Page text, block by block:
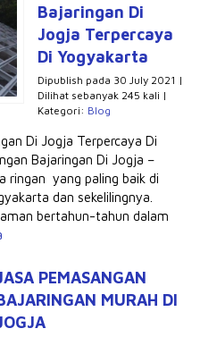
Bajaringan Di
Jogja Terpercaya
Di Yogyakarta
Dipublish pada 30 July 2021 |
Dilihat sebanyak 245 kali |
Kategori: Blog
Di Jogja Terpercaya Di
Bajaringan Di Jogja –
ringan yang paling baik di
dan sekelilingnya.
bertahun-tahun dalam
PEMASANGAN
MURAH DI